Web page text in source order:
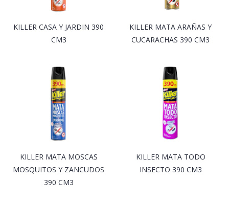
KILLER CASA Y JARDIN 390
CM3
KILLER MATA ARAÑAS Y
CUCARACHAS 390 CM3
KILLER MATA MOSCAS
MOSQUITOS Y ZANCUDOS
390 CM3
KILLER MATA TODO
INSECTO 390 CM3